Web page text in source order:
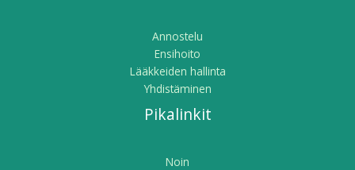
Annostelu
Ensihoito
Lääkkeiden hallinta
Yhdistäminen
Pikalinkit
Noin